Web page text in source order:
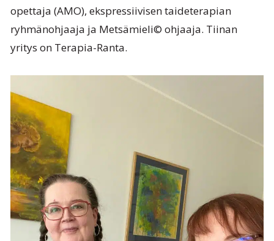
opettaja (AMO), ekspressiivisen taideterapian
ryhmänohjaaja ja Metsämieli© ohjaaja. Tiinan
yritys on Terapia-Ranta.